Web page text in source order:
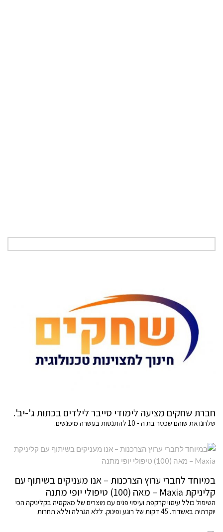
חברת שחקים מציעה לימודי סייבר לילדים בכתות ג'-יב'.
שלחנו את שוהם שכטר בת ה - 10 להתנסות בעשרה מיפגשים.
במיוחד לחברי ערוץ הצרכנות – אנו מעניקים בשיתוף עם
קליניקת Maxia – מאה (100) טיפולי יופי מתנה
הטיפול כולל עיסוי קרקפת ועיסוי פנים עם מוצרים של מאקסיה בקליניקה הכי
יוקרתית באשדוד. 45 דקות של רוגע ופינוק. ללא הגרלה וללא תחרות